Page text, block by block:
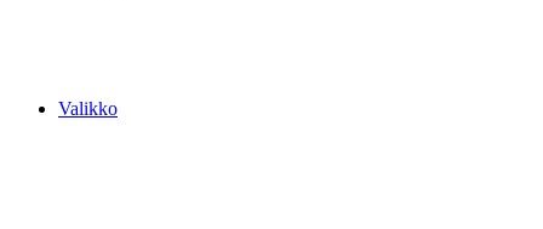
Valikko